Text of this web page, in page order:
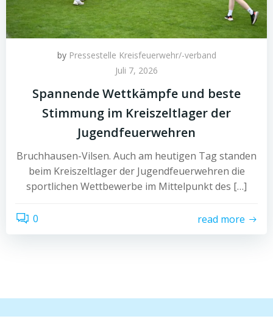
by Pressestelle Kreisfeuerwehr/-verband
Juli 7, 2026
Spannende Wettkämpfe und beste
Stimmung im Kreiszeltlager der
Jugendfeuerwehren
Bruchhausen-Vilsen. Auch am heutigen Tag standen
beim Kreiszeltlager der Jugendfeuerwehren die
sportlichen Wettbewerbe im Mittelpunkt des […]
0 read more